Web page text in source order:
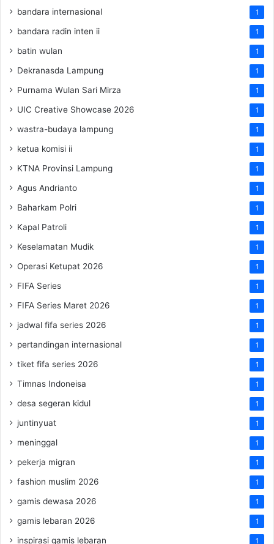
bandara internasional 1
bandara radin inten ii 1
batin wulan 1
Dekranasda Lampung 1
Purnama Wulan Sari Mirza 1
UIC Creative Showcase 2026 1
wastra-budaya lampung 1
ketua komisi ii 1
KTNA Provinsi Lampung 1
Agus Andrianto 1
Baharkam Polri 1
Kapal Patroli 1
Keselamatan Mudik 1
Operasi Ketupat 2026 1
FIFA Series 1
FIFA Series Maret 2026 1
jadwal fifa series 2026 1
pertandingan internasional 1
tiket fifa series 2026 1
Timnas Indoneisa 1
desa segeran kidul 1
juntinyuat 1
meninggal 1
pekerja migran 1
fashion muslim 2026 1
gamis dewasa 2026 1
gamis lebaran 2026 1
inspirasi gamis lebaran 1